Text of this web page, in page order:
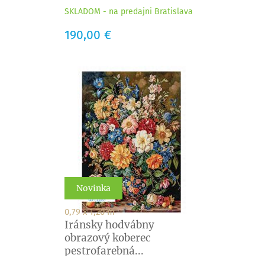
SKLADOM - na predajni Bratislava
Cena
190,00 €
Novinka
0,79 x 1,20 m
Iránsky hodvábny
obrazový koberec
pestrofarebná...